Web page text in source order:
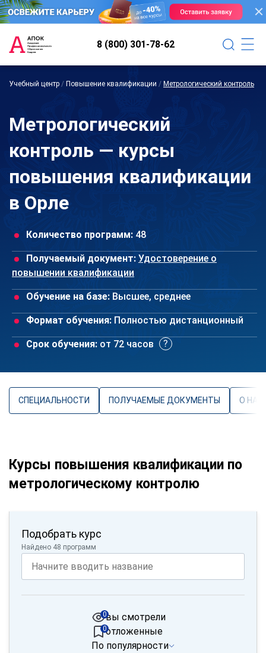
8 (800) 301-78-62
Учебный центр / Повышение квалификации / Метрологический контроль
Метрологический
контроль — курсы
повышения квалификации
в Орле
Количество программ: 48
Получаемый документ: Удостоверение о
повышении квалификации
Обучение на базе: Высшее, среднее
Формат обучения: Полностью дистанционный
Срок обучения: от 72 часов
СПЕЦИАЛЬНОСТИ ПОЛУЧАЕМЫЕ ДОКУМЕНТЫ О
Курсы повышения квалификации по
метрологическому контролю
Подобрать курс
Найдено 48 программ
вы смотрели
0
отложенные
0
По популярности